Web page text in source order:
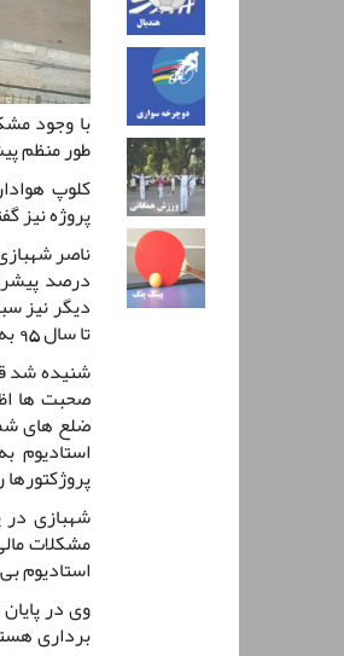
با وجود
طور منظم
کلوپ
پروژه نیز
درصد
دیگر نیز
تا سال 95 به بهره برداری برسد.
شنیده شد
صحبت ها
ضلع های
شهبازی در
مشکلات
استادیوم
وی در
برداری